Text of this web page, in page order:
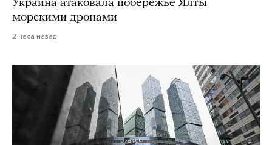
Украина атаковала побережье Ялты
морскими дронами
2 часа назад